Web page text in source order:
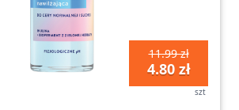
11.99 zł
4.80 zł
szt